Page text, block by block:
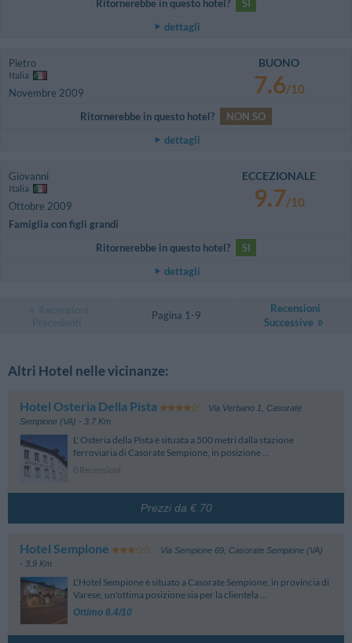
Ritornerebbe in questo hotel?
SI
dettagli
Pietro
Italia
Novembre 2009
BUONO
7.6/10
Ritornerebbe in questo hotel?
NON SO
dettagli
Giovanni
Italia
Ottobre 2009
Famiglia con figli grandi
ECCEZIONALE
9.7/10
Ritornerebbe in questo hotel?
SI
dettagli
Pagina 1-9
Recensioni
Successive
Altri Hotel nelle vicinanze:
Hotel Osteria Della Pista Via Verbano 1
Casorate
Sempione (VA) - 3.7 Km
L' Osteria della Pista è situata a 500 metri dalla stazione
ferroviaria di Casorate Sempione, in posizione ...
0 Recensioni
Prezzi da € 70
Hotel Sempione Via Sempione 69, Casorate Sempione (VA)
- 3.9 Km
L'Hotel Sempione è situato a Casorate Sempione, in provincia di
Varese, un'ottima posizione sia per la clientela ...
Ottimo 8.4/10